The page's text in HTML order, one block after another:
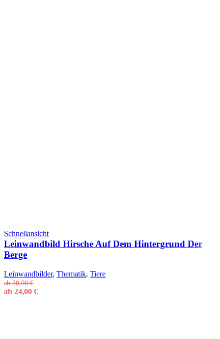
Schnellansicht
Leinwandbild Hirsche Auf Dem Hintergrund Der
Berge
Leinwandbilder, Thematik, Tiere
ab30,00€
ab 24,00 €